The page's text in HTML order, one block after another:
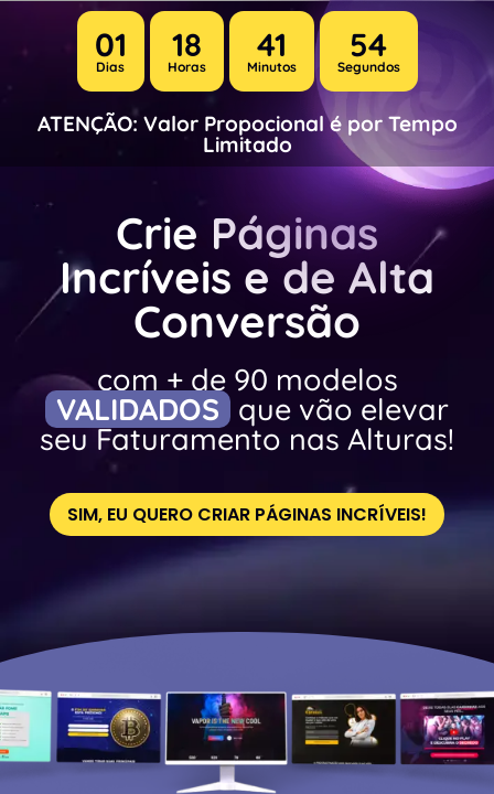
01
Dias
18
Horas
41
Minutos
54
Segundos
ATENÇÃO: Valor Propocional é por Tempo
Limitado
Crie Páginas
Incríveis e de Alta
Conversão
com + de 90 modelos
VALIDADOS que vão elevar
seu Faturamento nas Alturas!
SIM, EU QUERO CRIAR PÁGINAS INCRÍVEIS!